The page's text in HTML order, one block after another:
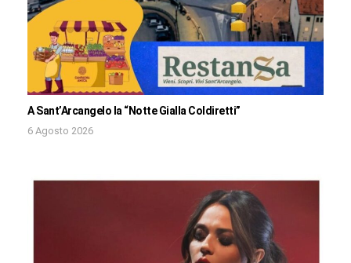
A Sant’Arcangelo la “Notte Gialla Coldiretti”
6 Agosto 2026